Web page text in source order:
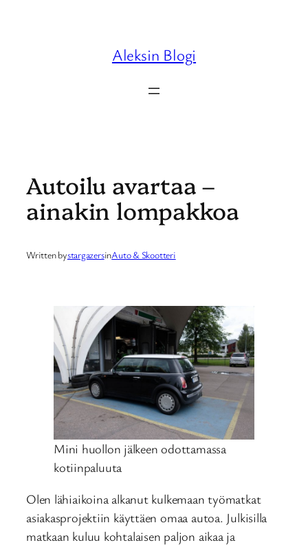
Aleksin Blogi
Autoilu avartaa –
ainakin lompakkoa
Written bystargazersinAuto & Skootteri
Mini huollon jälkeen odottamassa
kotiinpaluuta
Olen lähiaikoina alkanut kulkemaan työmatkat
asiakasprojektiin käyttäen omaa autoa. Julkisilla
matkaan kuluu kohtalaisen paljon aikaa ja